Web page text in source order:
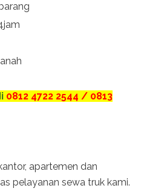
0812 4722 2544 / 0813
apartemen dan
pelayanan sewa truk kami.